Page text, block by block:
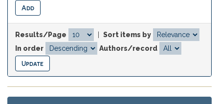
Results/Page
Sort items by
In order
Authors/record